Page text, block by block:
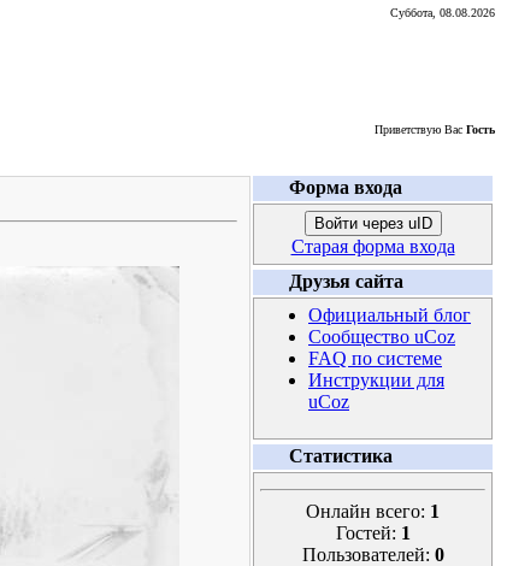
Суббота, 08.08.2026
Приветствую Вас Гость
Форма входа
Войти через uID
Старая форма входа
Друзья сайта
Официальный блог
Сообщество uCoz
FAQ по системе
Инструкции для
uCoz
Статистика
Онлайн всего: 1
Гостей: 1
Пользователей: 0